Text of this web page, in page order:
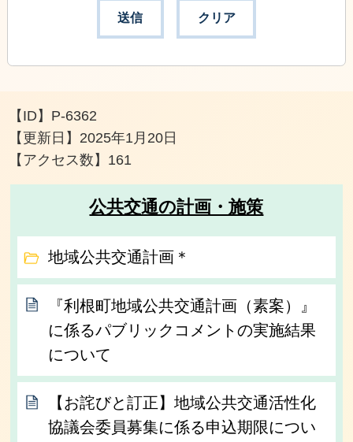
【ID】 P-6362
【更新日】 2025年1月20日
【アクセス数】 161
公共交通の計画・施策
地域公共交通計画＊
『利根町地域公共交通計画（素案）』
に係るパブリックコメントの実施結果
について
【お詫びと訂正】地域公共交通活性化
協議会委員募集に係る申込期限につい